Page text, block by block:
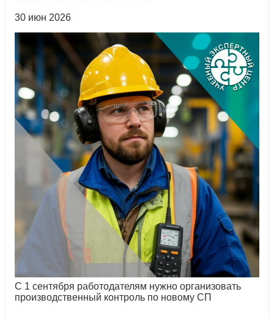
30 июн 2026
С 1 сентября работодателям нужно организовать
производственный контроль по новому СП